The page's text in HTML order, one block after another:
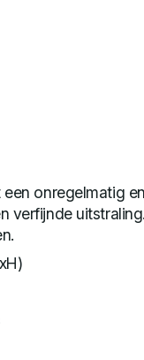
onregelmatig
verfijnde